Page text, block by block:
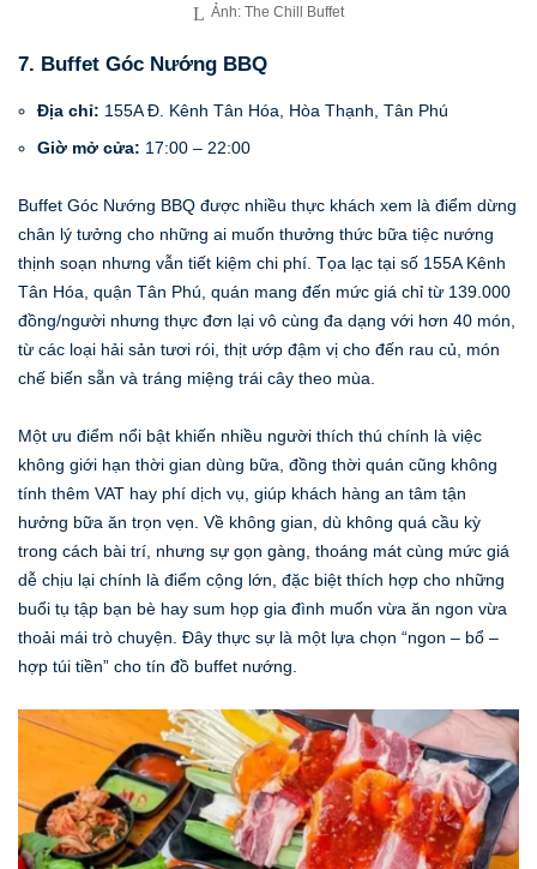
Ảnh: The Chill Buffet
7. Buffet Góc Nướng BBQ
Địa chỉ: 155A Đ. Kênh Tân Hóa, Hòa Thạnh, Tân Phú
Giờ mở cửa: 17:00 – 22:00
Buffet Góc Nướng BBQ được nhiều thực khách xem là điểm dừng
chân lý tưởng cho những ai muốn thưởng thức bữa tiệc nướng
thịnh soạn nhưng vẫn tiết kiệm chi phí. Tọa lạc tại số 155A Kênh
Tân Hóa, quận Tân Phú, quán mang đến mức giá chỉ từ 139.000
đồng/người nhưng thực đơn lại vô cùng đa dạng với hơn 40 món,
từ các loại hải sản tươi rói, thịt ướp đậm vị cho đến rau củ, món
chế biến sẵn và tráng miệng trái cây theo mùa.
Một ưu điểm nổi bật khiến nhiều người thích thú chính là việc
không giới hạn thời gian dùng bữa, đồng thời quán cũng không
tính thêm VAT hay phí dịch vụ, giúp khách hàng an tâm tận
hưởng bữa ăn trọn vẹn. Về không gian, dù không quá cầu kỳ
trong cách bài trí, nhưng sự gọn gàng, thoáng mát cùng mức giá
dễ chịu lại chính là điểm cộng lớn, đặc biệt thích hợp cho những
buổi tụ tập bạn bè hay sum họp gia đình muốn vừa ăn ngon vừa
thoải mái trò chuyện. Đây thực sự là một lựa chọn “ngon – bổ –
hợp túi tiền” cho tín đồ buffet nướng.